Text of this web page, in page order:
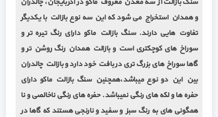
و همدان استخراج می شود که این سه نوع بازالت با یکدیگر
تفاوت هایی دارند. سنگ بازالت ماکو دارای رنگ تیره تر و
سوراخ های کوچکتری است و بازالت همدان رنگ روشن تر و
گاها سوراخ های بزرگ تری در بافت خود دارد و بازالت چالدران
بین این دو نوع میباشد،همچنین سنگ بازالت ماکو دارای
حفره ها و لکه های رنگی نمیباشد. حفره های رنگی ناخالصی و نا
همگونی های به رنگ سبز و سفید و نارنجی هستند که گاها در